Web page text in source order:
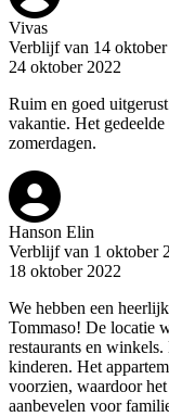
Vivas
Verblijf van 14
24 oktober 2022
Ruim en goed
vakantie. Het
zomerdagen.
Hanson Elin
Verblijf van 1 oktober
18 oktober 2022
We hebben een
Tommaso! De locatie
restaurants en
kinderen. Het
voorzien, waardoor
aanbevelen voor